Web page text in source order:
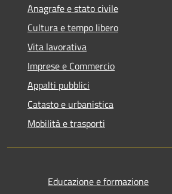
Anagrafe e stato civile
Cultura e tempo libero
Vita lavorativa
Imprese e Commercio
Appalti pubblici
Catasto e urbanistica
Mobilità e trasporti
Educazione e formazione